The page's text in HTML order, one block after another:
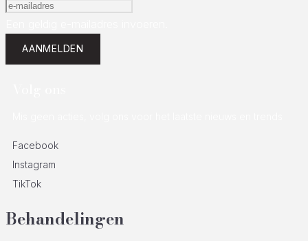
AANMELDEN
Facebook
Instagram
TikTok
Behandelingen